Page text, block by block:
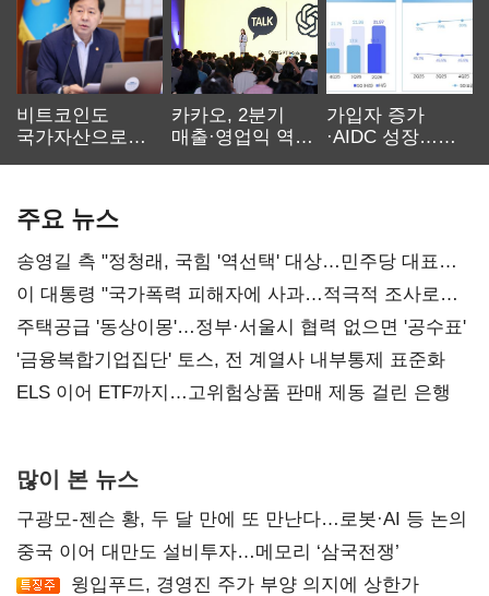
비트코인도
국가자산으로…'
카카오, 2분기
매출·영업익 역대
가입자 증가
·AIDC 성장…
주요 뉴스
송영길 측 "정청래, 국힘 '역선택' 대상…민주당 대표로
총선 지휘 못해"
이 대통령 "국가폭력 피해자에 사과…적극적 조사로
진실 밝혀야"
주택공급 '동상이몽'…정부·서울시 협력 없으면 '공수표'
'금융복합기업집단' 토스, 전 계열사 내부통제 표준화
ELS 이어 ETF까지…고위험상품 판매 제동 걸린 은행
많이 본 뉴스
구광모-젠슨 황, 두 달 만에 또 만난다…로봇·AI 등 논의
중국 이어 대만도 설비투자…메모리 ‘삼국전쟁’
윙입푸드, 경영진 주가 부양 의지에 상한가